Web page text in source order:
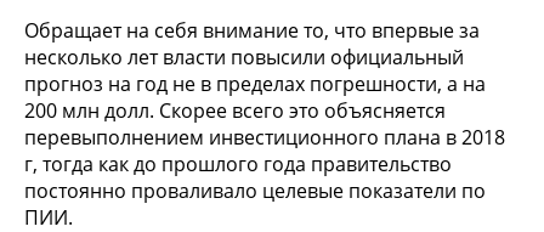
Обращает на себя внимание то, что впервые за
несколько лет власти повысили официальный
прогноз на год не в пределах погрешности, а на
200 млн долл. Скорее всего это объясняется
перевыполнением инвестиционного плана в 2018
г, тогда как до прошлого года правительство
постоянно проваливало целевые показатели по
ПИИ.